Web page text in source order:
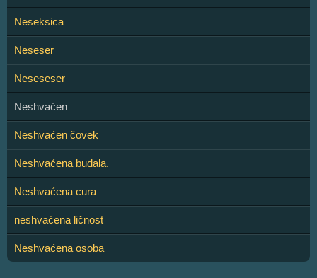
Neseksica
Neseser
Neseseser
Neshvaćen
Neshvaćen čovek
Neshvaćena budala.
Neshvaćena cura
neshvaćena ličnost
Neshvaćena osoba